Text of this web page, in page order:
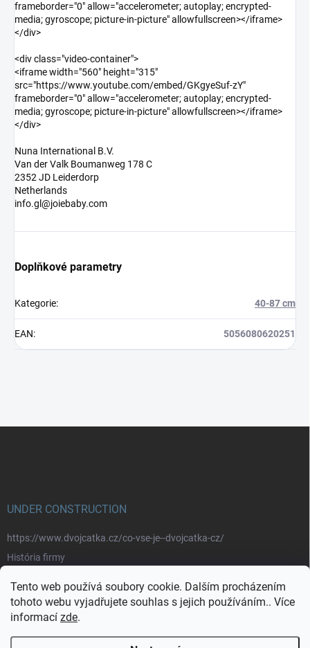
Tento web používá soubory cookie. Dalším procházením
tohoto webu vyjadřujete souhlas s jejich používáním.. Více
informací zde.
frameborder="0" allow="accelerometer; autoplay; encrypted-
media; gyroscope; picture-in-picture" allowfullscreen></iframe>
</div>
<div class="video-container">
<iframe width="560" height="315"
src="https://www.youtube.com/embed/GKgyeSuf-zY"
frameborder="0" allow="accelerometer; autoplay; encrypted-
media; gyroscope; picture-in-picture" allowfullscreen></iframe>
</div>
Nuna International B.V.
Van der Valk Boumanweg 178 C
2352 JD Leiderdorp
Netherlands
info.gl@joiebaby.com
Doplňkové parametry
Kategorie: 40-87 cm
EAN: 5056080620251
UNDER CONSTRUCTION
https://www.dvojcatka.cz/co-vse-je--dvojcatka-cz/
História firmy
Značky
https://www.dvojcatka.cz/kontakty/>